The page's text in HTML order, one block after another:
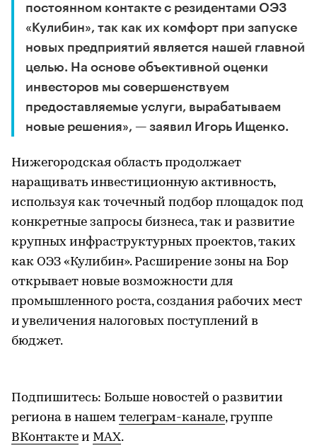
постоянном контакте с резидентами ОЭЗ
«Кулибин», так как их комфорт при запуске
новых предприятий является нашей главной
целью. На основе объективной оценки
инвесторов мы совершенствуем
предоставляемые услуги, вырабатываем
новые решения», — заявил Игорь Ищенко.
Нижегородская область продолжает
наращивать инвестиционную активность,
используя как точечный подбор площадок под
конкретные запросы бизнеса, так и развитие
крупных инфраструктурных проектов, таких
как ОЭЗ «Кулибин». Расширение зоны на Бор
открывает новые возможности для
промышленного роста, создания рабочих мест
и увеличения налоговых поступлений в
бюджет.
Подпишитесь: Больше новостей о развитии
региона в нашем телеграм-канале, группе
ВКонтакте и МАХ.